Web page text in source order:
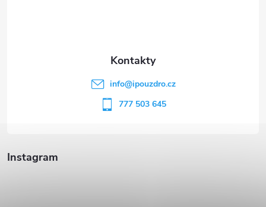
Instagram
info@ipouzdro.cz
777 503 645